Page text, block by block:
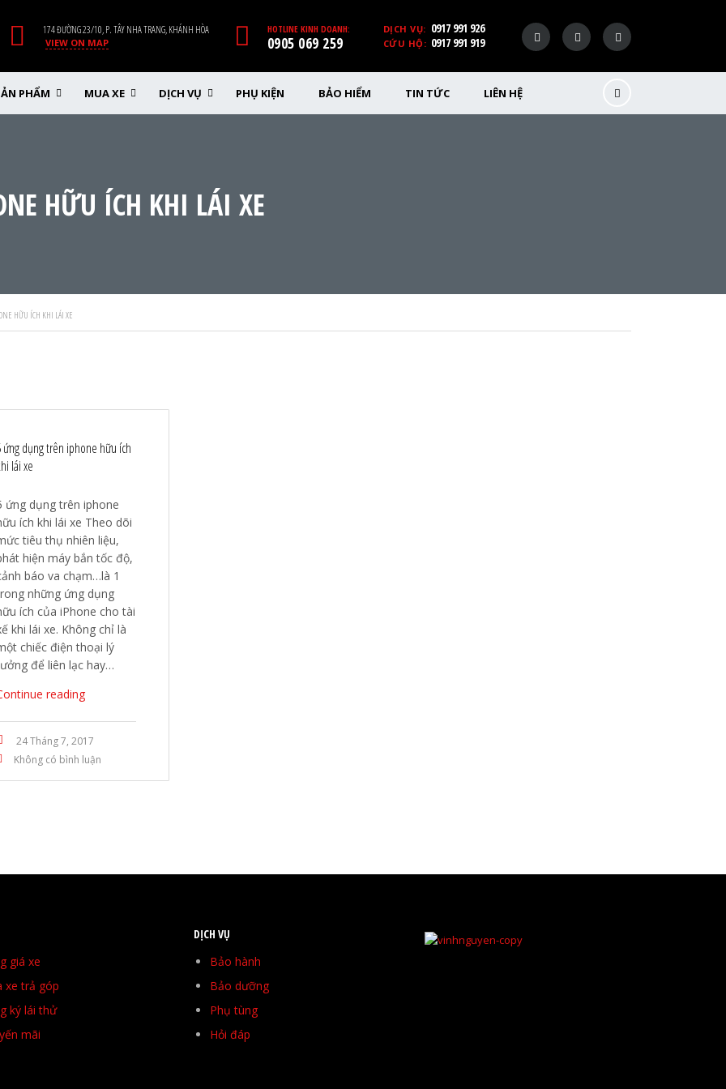
DỊCH VỤ: 0917 991 926
CỨU HỘ: 0917 991 919
HOTLINE KINH DOANH:
0905 069 259
174 ĐƯỜNG 23/10, P. TÂY NHA TRANG, KHÁNH HÒA
VIEW ON MAP
PHẨM MUA XE DỊCH VỤ PHỤ KIỆN BẢO HIỂM TIN TỨC LIÊN HỆ
HỮU ÍCH KHI LÁI XE
HỮU ÍCH KHI LÁI XE
ứng dụng trên iphone hữu ích
lái xe
ứng dụng trên iphone
ích khi lái xe Theo dõi
tiêu thụ nhiên liệu,
hiện máy bắn tốc độ,
báo va chạm…là 1
những ứng dụng
ích của iPhone cho tài
khi lái xe. Không chỉ là
chiếc điện thoại lý
để liên lạc hay…
reading
24 Tháng 7, 2017
Không có bình luận
giá xe
xe trả góp
ký lái thử
mãi
DỊCH VỤ
Bảo hành
Bảo dưỡng
Phụ tùng
Hỏi đáp